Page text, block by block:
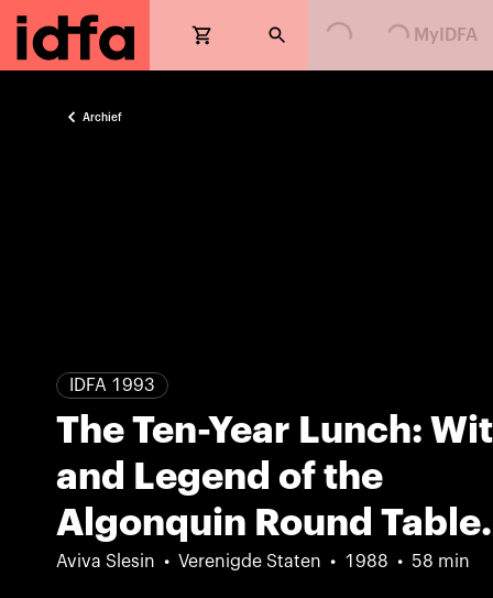
Loading...Loading... MyIDFA
Archief
IDFA 1993
The Ten-Year Lunch: Wit
and Legend of the
Algonquin Round Table.
Aviva Slesin Verenigde Staten 1988 58 min